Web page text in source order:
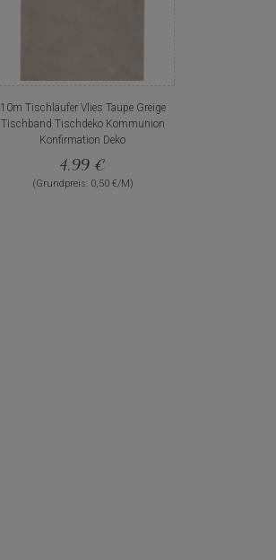
10m Tischläufer Vlies Taupe Greige
Tischband Tischdeko Kommunion
Konfirmation Deko
4,99 €
(Grundpreis: 0,50 €/M)